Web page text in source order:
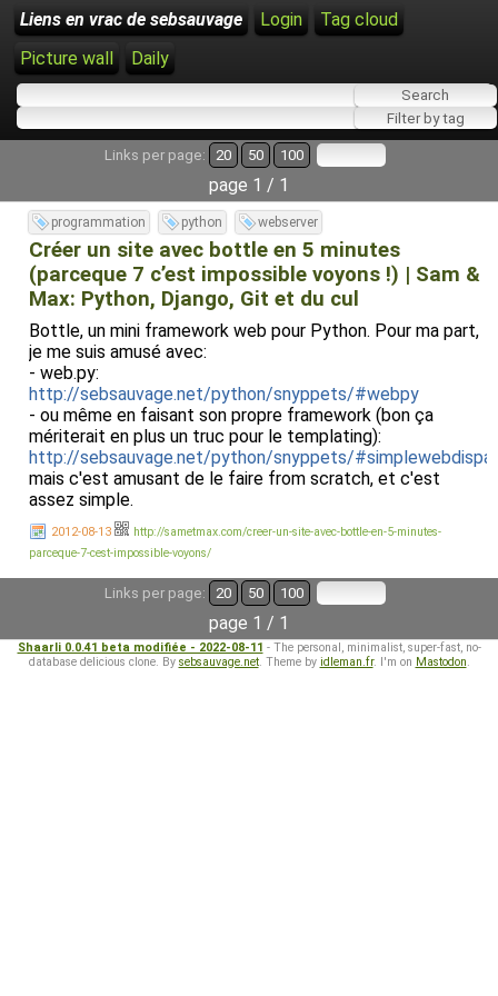
Liens en vrac de sebsauvage Login
Tag cloud
Picture wall
Daily
Links per page: 20 50 100
page 1 / 1
programmation python webserver
Créer un site avec bottle en 5 minutes
(parceque 7 c’est impossible voyons !) | Sam &
Max: Python, Django, Git et du cul
Bottle, un mini framework web pour Python. Pour ma part,
je me suis amusé avec:
- web.py:
http://sebsauvage.net/python/snyppets/#webpy
- ou même en faisant son propre framework (bon ça
mériterait en plus un truc pour le templating):
http://sebsauvage.net/python/snyppets/
mais c'est amusant de le faire from scratch, et c'est
assez simple.
2012-08-13
http://sametmax.com/creer-un-site-avec-bottle-en-5-minutes-
parceque-7-cest-impossible-voyons/
Links per page: 20 50 100
page 1 / 1
Shaarli 0.0.41 beta modifiée - 2022-08-11 - The personal, minimalist, super-fast, no-
database delicious clone. By sebsauvage.net. Theme by idleman.fr. I'm on Mastodon.